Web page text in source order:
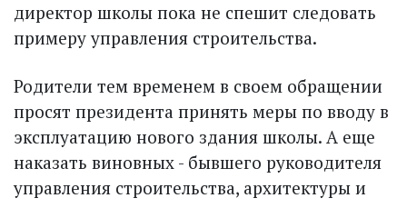
директор школы пока не спешит следовать
примеру управления строительства.
Родители тем временем в своем обращении
просят президента принять меры по вводу в
эксплуатацию нового здания школы. А еще
наказать виновных - бывшего руководителя
управления строительства, архитектуры и